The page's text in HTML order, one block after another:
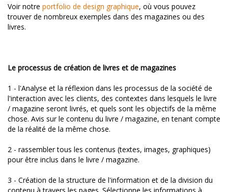
Voir notre portfolio de design graphique, où vous pouvez
trouver de nombreux exemples dans des magazines ou des
livres.
Le processus de création de livres et de magazines
1 - l'Analyse et la réflexion dans les processus de la société de
l'interaction avec les clients, des contextes dans lesquels le livre
/ magazine seront livrés, et quels sont les objectifs de la même
chose. Avis sur le contenu du livre / magazine, en tenant compte
de la réalité de la même chose.
2 - rassembler tous les contenus (textes, images, graphiques)
pour être inclus dans le livre / magazine.
3 - Création de la structure de l'information et de la division du